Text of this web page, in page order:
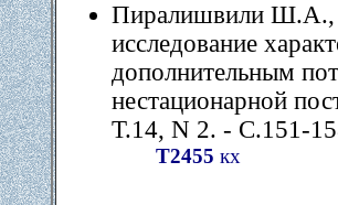
Пиралишвили Ш.А.,
исследование
дополнительным
нестационарной
Т.14, N 2. - С.151-
Т2455 кх